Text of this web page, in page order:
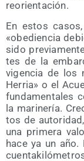
reorientación.
En estos
«obe­dien­cia
sido
tes de la
vigen­cia de los
Herria» o el
fun­da­men­ta­les
la mari­ne­ría.
tos de
una pri­me­ra
hace ya un